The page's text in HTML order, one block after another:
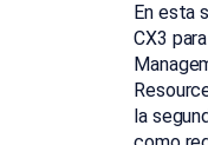
En esta
CX3
la